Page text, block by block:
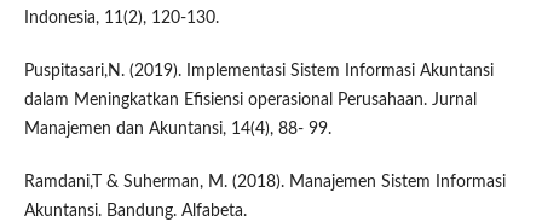
Indonesia, 11(2), 120-130.
Puspitasari,N. (2019). Implementasi Sistem Informasi Akuntansi
dalam Meningkatkan Efisiensi operasional Perusahaan. Jurnal
Manajemen dan Akuntansi, 14(4), 88- 99.
Ramdani,T & Suherman, M. (2018). Manajemen Sistem Informasi
Akuntansi. Bandung. Alfabeta.